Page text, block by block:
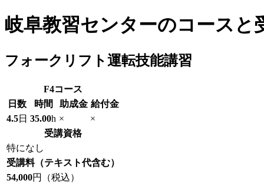
岐阜教習センターのコースと
フォークリフト運転技能講習
F4コース
日数
時間 助成金 給付金
4.5日 35.00h ×
×
受講資格
特になし
受講料（テキスト代含む）
54,000円（税込）